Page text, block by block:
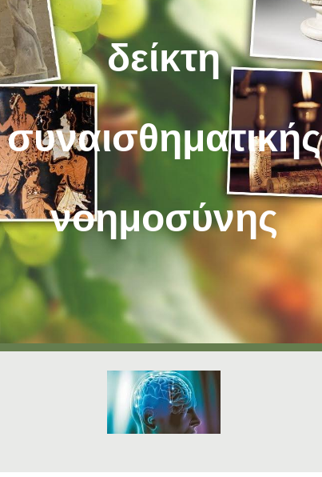
δείκτη
συναισθηματικής
νοημοσύνης